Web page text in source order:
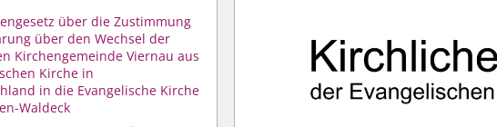
über die Zustimmung
über den Wechsel der
Kirchengemeinde Viernau aus
Kirche in
in die Evangelische Kirche
Waldeck